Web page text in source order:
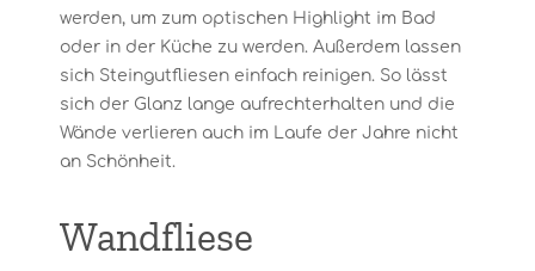
werden, um zum optischen Highlight im Bad
oder in der Küche zu werden. Außerdem lassen
sich Steingutfliesen einfach reinigen. So lässt
sich der Glanz lange aufrechterhalten und die
Wände verlieren auch im Laufe der Jahre nicht
an Schönheit.
Wandfliese